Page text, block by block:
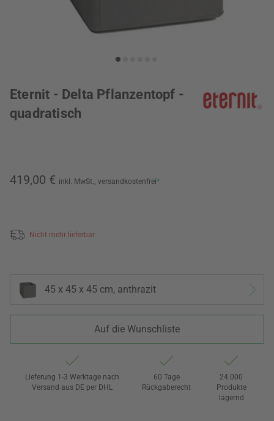
Eternit - Delta Pflanzentopf -
quadratisch
419,00 € inkl. MwSt., versandkostenfrei*
Nicht mehr lieferbar
45 x 45 x 45 cm, anthrazit
Auf die Wunschliste
Lieferung 1-3 Werktage nach
Versand aus DE per DHL
60 Tage
Rückgaberecht
24.000
Produkte
lagernd